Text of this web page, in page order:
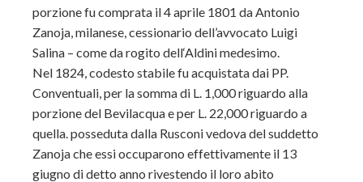
porzione fu comprata il 4 aprile 1801 da Antonio
Zanoja, milanese, cessionario dell’avvocato Luigi
Salina – come da rogito dell‘Aldini medesimo.
Nel 1824, codesto stabile fu acquistata dai PP.
Conventuali, per la somma di L. 1,000 riguardo alla
porzione del Bevilacqua e per L. 22,000 riguardo a
quella. posseduta dalla Rusconi vedova del suddetto
Zanoja che essi occuparono effettivamente il 13
giugno di detto anno rivestendo il loro abito